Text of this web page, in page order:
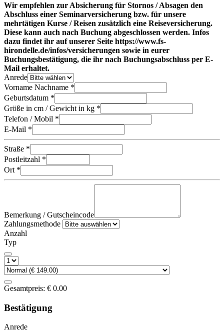
Wir empfehlen zur Absicherung für Stornos / Absagen den
Abschluss einer Seminarversicherung bzw. für unsere
mehrtätigen Kurse / Reisen zusätzlich eine Reiseversicherung.
Diese kann auch nach Buchung abgeschlossen werden. Infos
dazu findet ihr auf unserer Seite https://www.fs-
hirondelle.de/infos/versicherungen sowie in eurer
Buchungsbestätigung, die ihr nach Buchungsabschluss per E-
Mail erhaltet.
Anrede
Vorname Nachname *
Geburtsdatum *
Größe in cm / Gewicht in kg *
Telefon / Mobil *
E-Mail *
Straße *
Postleitzahl *
Ort *
Bemerkung / Gutscheincode
Zahlungsmethode
Anzahl
Typ
Gesamtpreis: € 0.00
Bestätigung
Anrede